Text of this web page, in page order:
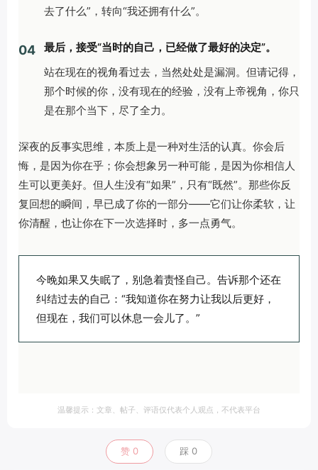
去了什么”，转向“我还拥有什么”。
04
最后，接受“当时的自己，已经做了最好的决定”。
站在现在的视角看过去，当然处处是漏洞。但请记得，
那个时候的你，没有现在的经验，没有上帝视角，你只
是在那个当下，尽了全力。
深夜的反事实思维，本质上是一种对生活的认真。你会后
悔，是因为你在乎；你会想象另一种可能，是因为你相信人
生可以更美好。但人生没有“如果”，只有“既然”。那些你反
复回想的瞬间，早已成了你的一部分——它们让你柔软，让
你清醒，也让你在下一次选择时，多一点勇气。
今晚如果又失眠了，别急着责怪自己。告诉那个还在
纠结过去的自己：“我知道你在努力让我以后更好，
但现在，我们可以休息一会儿了。”
温馨提示：文章、帖子、评语仅代表个人观点，不代表平台
赞 0 踩 0